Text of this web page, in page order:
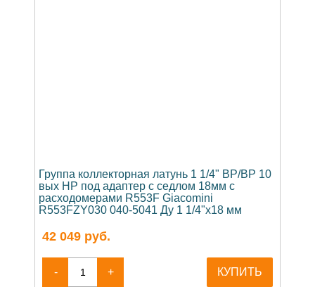
Группа коллекторная латунь 1 1/4" ВР/ВР 10
вых НР под адаптер с седлом 18мм с
расходомерами R553F Giacomini
R553FZY030 040-5041 Ду 1 1/4"х18 мм
42 049 руб.
- + КУПИТЬ